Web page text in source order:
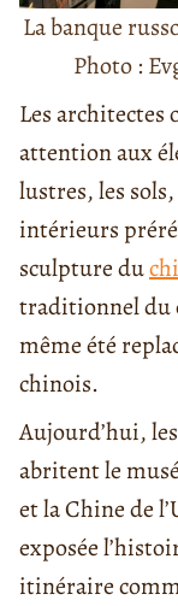
La banque
Photo :
Les
attention aux
lustres, les
intérieurs
sculpture du
traditionnel du
même été
chinois.
Aujourd’hui,
abritent le
et la Chine de
exposée
itinéraire